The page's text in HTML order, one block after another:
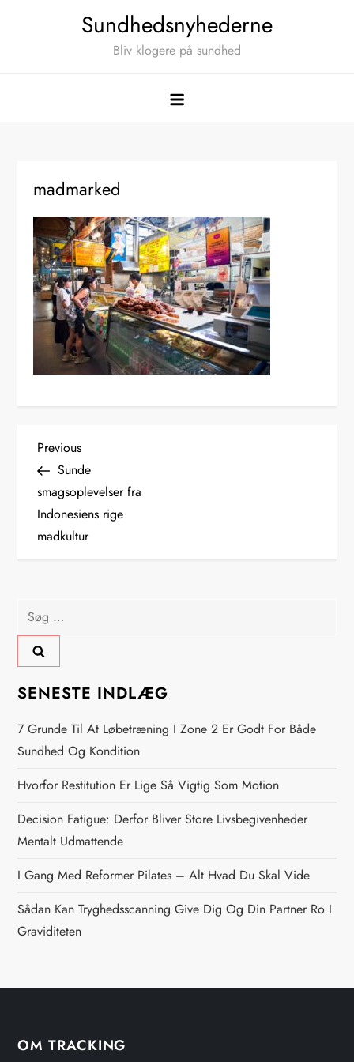
Sundhedsnyhederne
Bliv klogere på sundhed
madmarked
I
n
d
g
s
a
v
i
g
a
t
n
Previous
Post
Previous
Sunde
smagsoplevelser fra
Indonesiens rige
madkultur
Søg
efter:
SENESTE INDLÆG
7 Grunde Til At Løbetræning I Zone 2 Er Godt For Både
Sundhed Og Kondition
Hvorfor Restitution Er Lige Så Vigtig Som Motion
Decision Fatigue: Derfor Bliver Store Livsbegivenheder
Mentalt Udmattende
I Gang Med Reformer Pilates – Alt Hvad Du Skal Vide
Sådan Kan Tryghedsscanning Give Dig Og Din Partner Ro I
Graviditeten
OM TRACKING